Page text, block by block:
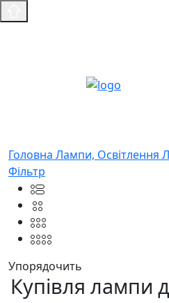
Головнa Лампи, Освітлення
Фільтр
Упорядочить
Купівля лампи